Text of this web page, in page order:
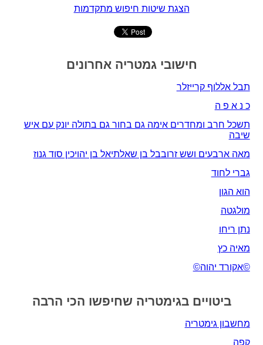
הצגת שיטות חיפוש מתקדמות
חישובי גמטריה אחרונים
תבל אללוף קרייזלר
כ נ א פ ה
תשכל חרב ומחדרים אימה גם בחור גם בתולה יונק עם איש
שיבה
מאה ארבעים ושש זרובבל בן שאלתיאל בן יהויכין סוד גנוז
גברי לחוד
הוא הגון
מולגטה
נתן ריחו
מאיה כץ
©אקורד יהוה©
ביטויים בגימטריה שחיפשו הכי הרבה
מחשבון גימטריה
קפה